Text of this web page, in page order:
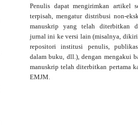
Penulis dapat mengirimkan artikel
terpisah, mengatur distribusi non-
manuskrip yang telah diterbitkan
jurnal ini ke versi lain (misalnya,
repositori institusi penulis,
dalam buku, dll.), dengan mengakui
manuskrip telah diterbitkan pertama
EMJM.